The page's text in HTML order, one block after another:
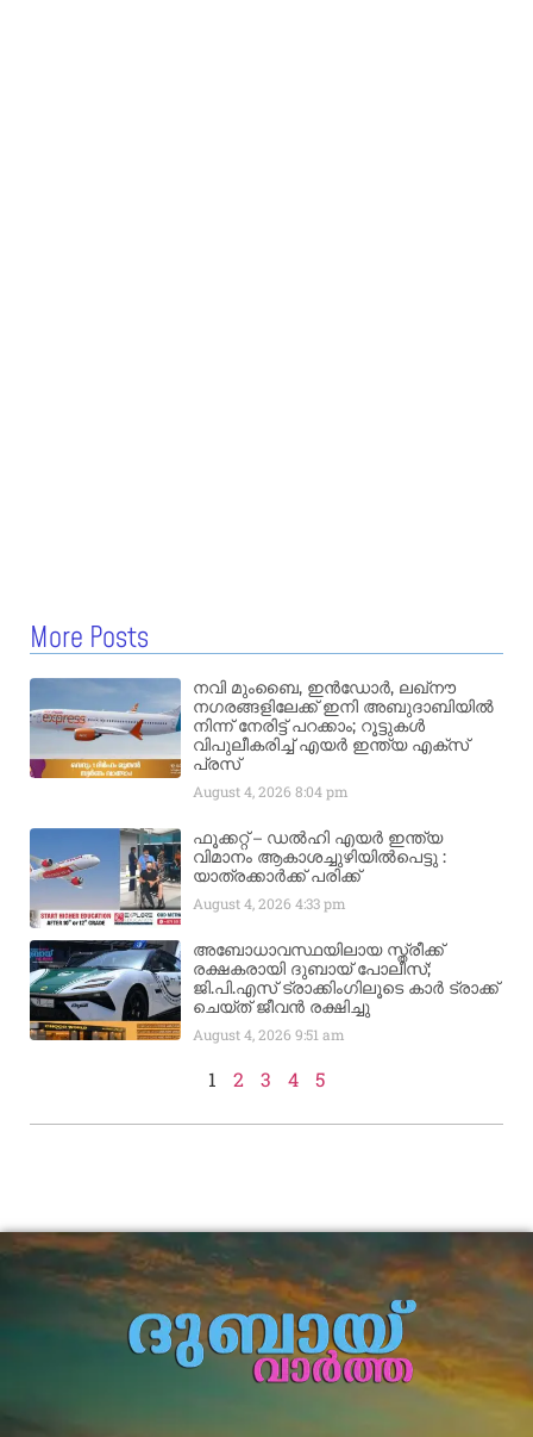
More Posts
നവി മുംബൈ, ഇൻഡോർ, ലഖ്നൗ
നഗരങ്ങളിലേക്ക് ഇനി അബുദാബിയിൽ
നിന്ന് നേരിട്ട് പറക്കാം; റൂട്ടുകൾ
വിപുലീകരിച്ച് എയർ ഇന്ത്യ എക്സ്
പ്രസ്
August 4, 20268:04 pm
ഫൂക്കറ്റ് – ഡൽഹി എയര്‍ ഇന്ത്യ
വിമാനം ആകാശച്ചുഴിയില്‍പെട്ടു :
യാത്രക്കാര്‍ക്ക് പരിക്ക്
August 4, 20264:33 pm
അബോധാവസ്ഥയിലായ സ്ത്രീക്ക്
രക്ഷകരായി ദുബായ് പോലീസ്;
ജി.പി.എസ് ട്രാക്കിംഗിലൂടെ കാർ ട്രാക്ക്
ചെയ്ത് ജീവൻ രക്ഷിച്ചു
August 4, 20269:51 am
1 2 3 4 5